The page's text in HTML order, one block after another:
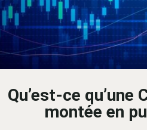
Qu’est-ce qu’une
montée en